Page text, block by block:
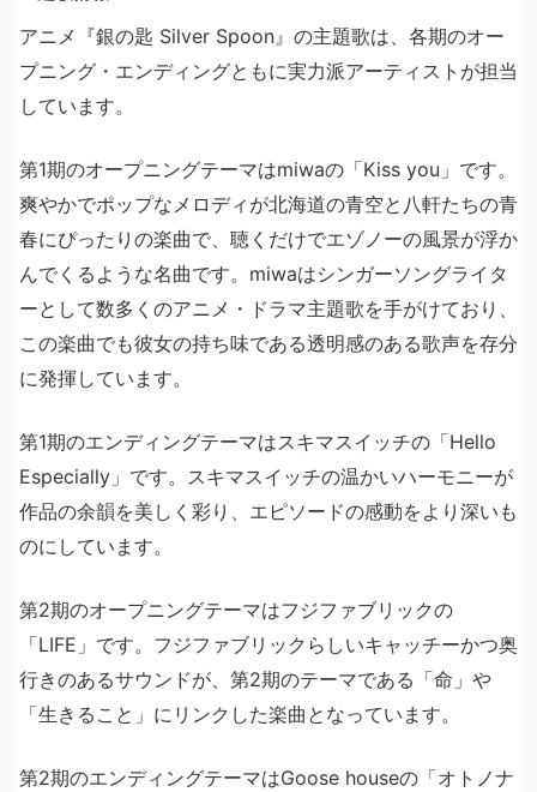
アニメ『銀の匙 Silver Spoon』の主題歌は、各期のオー
プニング・エンディングともに実力派アーティストが担当
しています。
第1期のオープニングテーマはmiwaの「Kiss you」です。
爽やかでポップなメロディが北海道の青空と八軒たちの青
春にぴったりの楽曲で、聴くだけでエゾノーの風景が浮か
んでくるような名曲です。miwaはシンガーソングライタ
ーとして数多くのアニメ・ドラマ主題歌を手がけており、
この楽曲でも彼女の持ち味である透明感のある歌声を存分
に発揮しています。
第1期のエンディングテーマはスキマスイッチの「Hello
Especially」です。スキマスイッチの温かいハーモニーが
作品の余韻を美しく彩り、エピソードの感動をより深いも
のにしています。
第2期のオープニングテーマはフジファブリックの
「LIFE」です。フジファブリックらしいキャッチーかつ奥
行きのあるサウンドが、第2期のテーマである「命」や
「生きること」にリンクした楽曲となっています。
第2期のエンディングテーマはGoose houseの「オトノナ